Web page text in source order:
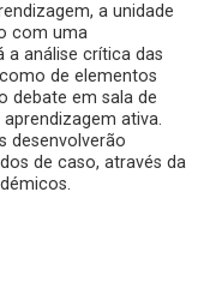
a unidade
com uma
a análise crítica das
de elementos
debate em sala de
ativa.
desenvolverão
de caso, através da